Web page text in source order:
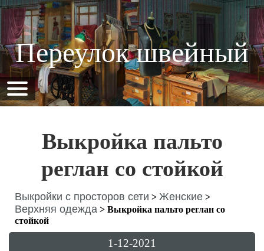
Переулок швейный
Выкройка пальто
реглан со стойкой
Выкройки с просторов сети > Женские >
Верхняя одежда > Выкройка пальто реглан со
стойкой
1-12-2021